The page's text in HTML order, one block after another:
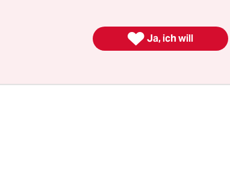
demonstrierten sie damit, wer in der
 Ja, ich will